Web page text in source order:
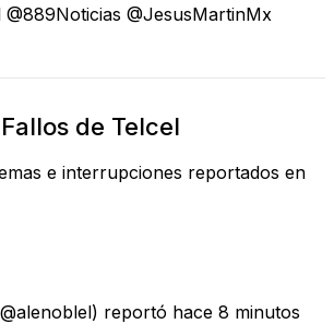
@889Noticias @JesusMartinMx
de Telcel
e interrupciones reportados en
reportó hace 8 minutos